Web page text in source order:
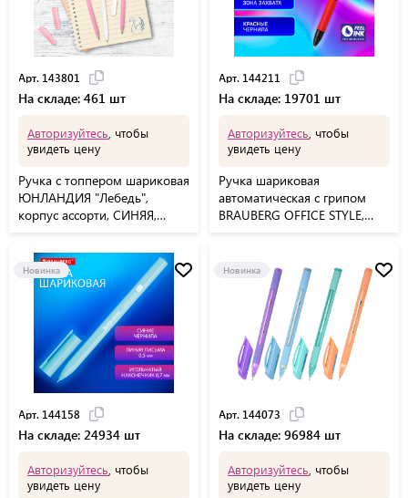
Арт. 143801
На складе: 461 шт
Авторизуйтесь , чтобы
увидеть цену
Ручка с топпером шариковая
ЮНЛАНДИЯ "Лебедь",
корпус ассорти, СИНЯЯ,
143801
Арт. 144211
На складе: 19701 шт
Авторизуйтесь , чтобы
увидеть цену
Ручка шариковая
автоматическая с грипом
BRAUBERG OFFICE STYLE,
корпус, 144211
Новинка
Арт. 144158
На складе: 24934 шт
Авторизуйтесь , чтобы
увидеть цену
Новинка
Арт. 144073
На складе: 96984 шт
Авторизуйтесь , чтобы
увидеть цену